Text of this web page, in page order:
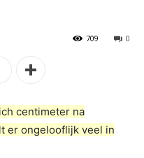
0
709
centimeter na
er ongelooflijk veel in